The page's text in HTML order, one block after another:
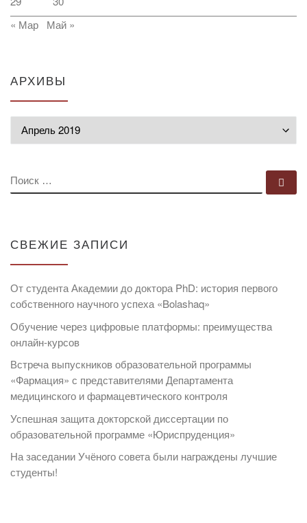
« Мар
Май »
АРХИВЫ
ПОИСК
СВЕЖИЕ ЗАПИСИ
От студента Академии до доктора PhD: история первого
собственного научного успеха «Bolashaq»
Обучение через цифровые платформы: преимущества
онлайн-курсов
Встреча выпускников образовательной программы
«Фармация» с представителями Департамента
медицинского и фармацевтического контроля
Успешная защита докторской диссертации по
образовательной программе «Юриспруденция»
На заседании Учёного совета были награждены лучшие
студенты!